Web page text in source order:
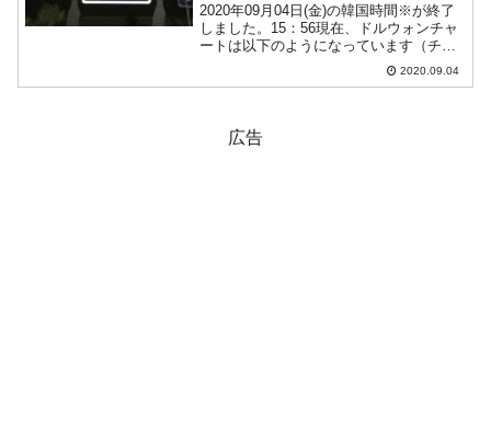
2020年09月04日(金)の韓国時間※が終了
しました。15：56現在、ドルウォンチャ
ートは以下のようになっています（チャ
ートは『Investing.com』より引用：以下
同）。陰線で現在のところウォン高方向
2020.09.04
広告